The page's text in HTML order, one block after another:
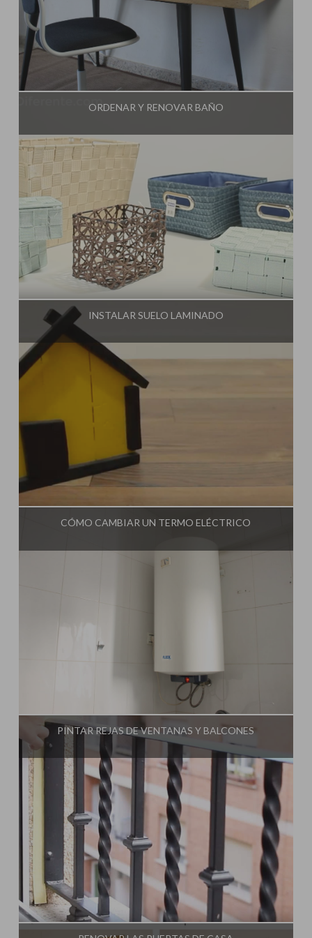
Influencer:Una Casa Diferente
ORDENAR Y RENOVAR BAÑO
Influencer:Una Casa Diferente
INSTALAR SUELO LAMINADO
Influencer:Una Casa Diferente
CÓMO CAMBIAR UN TERMO ELÉCTRICO
Una Casa Diferente
PINTAR REJAS DE VENTANAS Y BALCONES
Influencer: Una Casa Diferente